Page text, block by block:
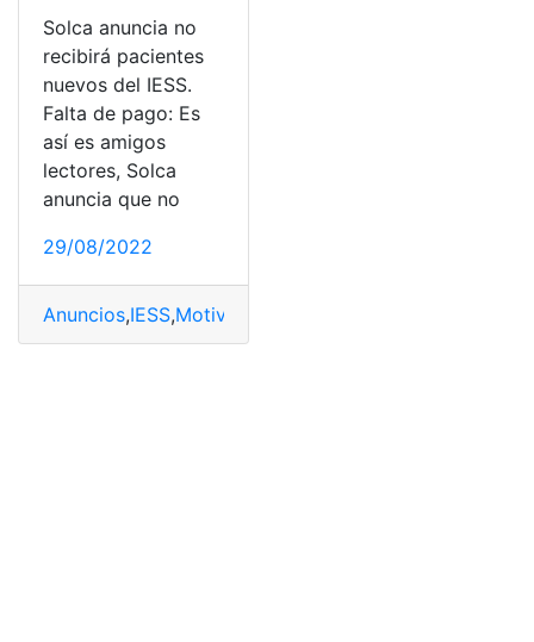
Solca anuncia no
recibirá pacientes
nuevos del IESS.
Falta de pago: Es
así es amigos
lectores, Solca
anuncia que no
29/08/2022
Anuncios,IESS,Motivos